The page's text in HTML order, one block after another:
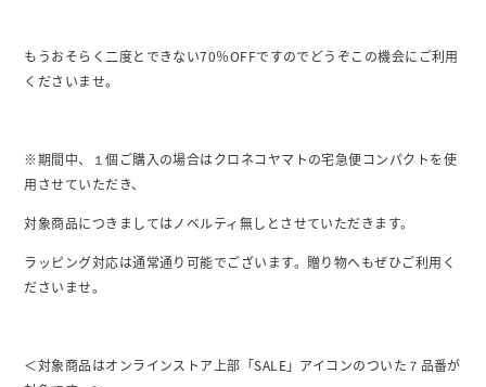
もうおそらく二度とできない70％OFFですのでどうぞこの機会にご利用
くださいませ。
※期間中、１個ご購入の場合はクロネコヤマトの宅急便コンパクトを使
用させていただき、
対象商品につきましてはノベルティ無しとさせていただきます。
ラッピング対応は通常通り可能でございます。贈り物へもぜひご利用く
ださいませ。
＜対象商品はオンラインストア上部「SALE」アイコンのついた７品番が